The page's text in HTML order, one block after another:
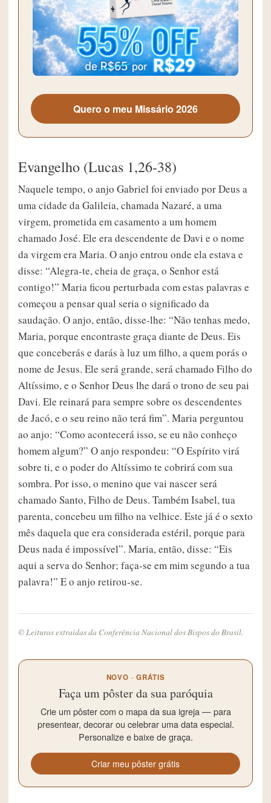
Quero o meu Missário 2026
Evangelho (Lucas 1,26-38)
Naquele tempo, o anjo Gabriel foi enviado por Deus a
uma cidade da Galileia, chamada Nazaré, a uma
virgem, prometida em casamento a um homem
chamado José. Ele era descendente de Davi e o nome
da virgem era Maria. O anjo entrou onde ela estava e
disse: “Alegra-te, cheia de graça, o Senhor está
contigo!” Maria ficou perturbada com estas palavras e
começou a pensar qual seria o significado da
saudação. O anjo, então, disse-lhe: “Não tenhas medo,
Maria, porque encontraste graça diante de Deus. Eis
que conceberás e darás à luz um filho, a quem porás o
nome de Jesus. Ele será grande, será chamado Filho do
Altíssimo, e o Senhor Deus lhe dará o trono de seu pai
Davi. Ele reinará para sempre sobre os descendentes
de Jacó, e o seu reino não terá fim”. Maria perguntou
ao anjo: “Como acontecerá isso, se eu não conheço
homem algum?” O anjo respondeu: “O Espírito virá
sobre ti, e o poder do Altíssimo te cobrirá com sua
sombra. Por isso, o menino que vai nascer será
chamado Santo, Filho de Deus. Também Isabel, tua
parenta, concebeu um filho na velhice. Este já é o sexto
mês daquela que era considerada estéril, porque para
Deus nada é impossível”. Maria, então, disse: “Eis
aqui a serva do Senhor; faça-se em mim segundo a tua
palavra!” E o anjo retirou-se.
© Leituras extraídas da Conferência Nacional dos Bispos do Brasil.
NOVO · GRÁTIS
Faça um pôster da sua paróquia
Crie um pôster com o mapa da sua igreja — para
presentear, decorar ou celebrar uma data especial.
Personalize e baixe de graça.
Criar meu pôster grátis